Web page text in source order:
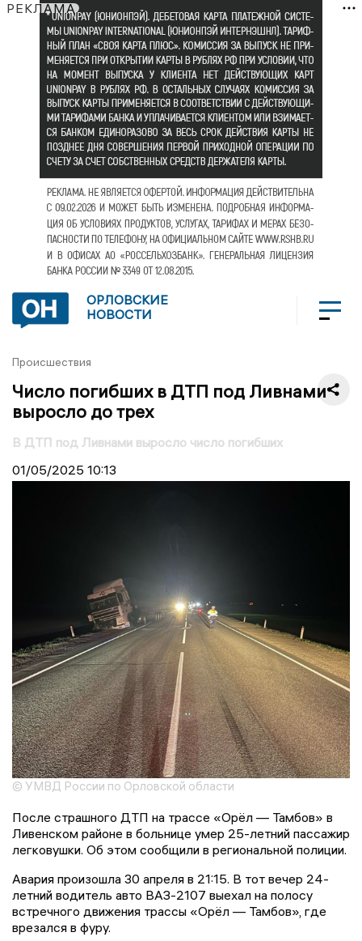
РЕКЛАМА
ОРЛОВСКИЕ
НОВОСТИ
Происшествия
Число погибших в ДТП под Ливнами
выросло до трех
В ДТП под Ливнами выросло число погибших
01/05/2025 10:13
© УМВД России по Орловской области
После страшного ДТП на трассе «Орёл — Тамбов» в
Ливенском районе в больнице умер 25-летний пассажир
легковушки. Об этом сообщили в региональной полиции.
Авария произошла 30 апреля в 21:15. В тот вечер 24-
летний водитель авто ВАЗ-2107 выехал на полосу
встречного движения трассы «Орёл — Тамбов», где
врезался в фуру.